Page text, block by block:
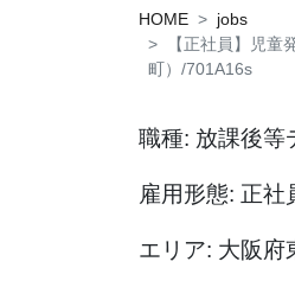
HOME
jobs
【正社員】児
町）/701A16s
職種: 放課後等
雇用形態: 正社
エリア: 大阪府